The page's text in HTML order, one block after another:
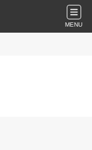
MENU